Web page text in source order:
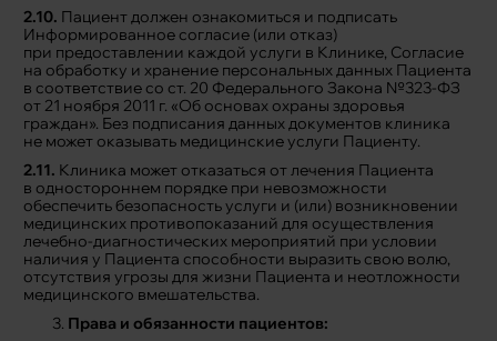
2.10. Пациент должен ознакомиться и подписать
Информированное согласие (или отказ)
при предоставлении каждой услуги в Клинике, Согласие
на обработку и хранение персональных данных Пациента
в соответствие со ст. 20 Федерального Закона №323-ФЗ
от 21 ноября 2011 г. «Об основах охраны здоровья
граждан». Без подписания данных документов клиника
не может оказывать медицинские услуги Пациенту.
2.11. Клиника может отказаться от лечения Пациента
в одностороннем порядке при невозможности
обеспечить безопасность услуги и (или) возникновении
медицинских противопоказаний для осуществления
лечебно-диагностических мероприятий при условии
наличия у Пациента способности выразить свою волю,
отсутствия угрозы для жизни Пациента и неотложности
медицинского вмешательства.
Права и обязанности пациентов: